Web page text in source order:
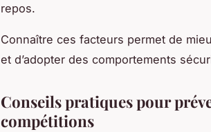
repos.
Connaître ces facteurs permet de
et d’adopter des comportements
Conseils pratiques pour
compétitions